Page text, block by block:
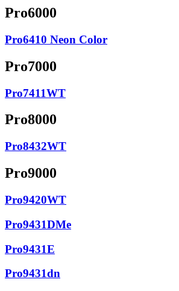
Pro6000
Pro6410 Neon Color
Pro7000
Pro7411WT
Pro8000
Pro8432WT
Pro9000
Pro9420WT
Pro9431DMe
Pro9431E
Pro9431dn